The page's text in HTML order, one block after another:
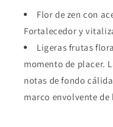
Flor de zen con
Fortalecedor y
Ligeras frutas
momento de placer.
notas de fondo
marco envolvente de